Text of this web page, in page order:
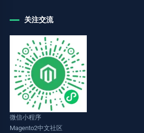
关注交流
微信小程序
Magento2中文社区